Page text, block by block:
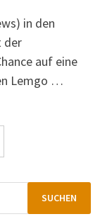
in den
der
auf eine
Lemgo …